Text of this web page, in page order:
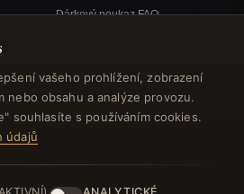
vašeho prohlížení, zobrazení
nebo obsahu a analýze provozu.
souhlasíte s používáním cookies.
údajů
Dárkový poukaz FAQ
SLEDUJTE NÁS